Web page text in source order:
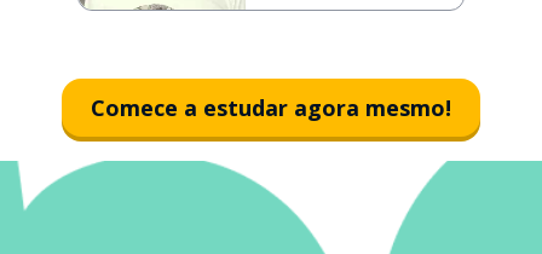
Comece a estudar agora mesmo!